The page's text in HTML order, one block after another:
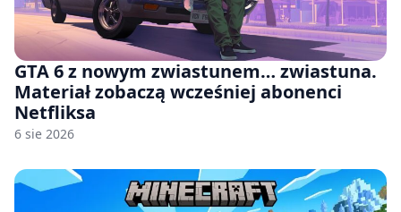
GTA 6 z nowym zwiastunem… zwiastuna.
Materiał zobaczą wcześniej abonenci
Netfliksa
6 sie 2026